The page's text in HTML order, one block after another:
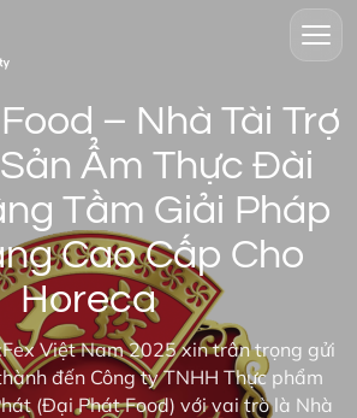
– Nhà Tài Trợ
Ẩm Thực Đài
Tầm Giải Pháp
Cao Cấp Cho
Horeca
Việt Nam 2025 xin trân trọng gửi
đến Công ty TNHH Thực phẩm
(Đại Phát Food) với vai trò là Nhà